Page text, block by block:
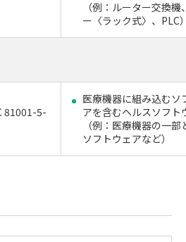
（例：ルーター交換
ー〈ラック式〉、PLC
81001-5-
医療機器に組み込むソ
アを含むヘルスソフト
（例：医療機器の一
ソフトウェアなど）